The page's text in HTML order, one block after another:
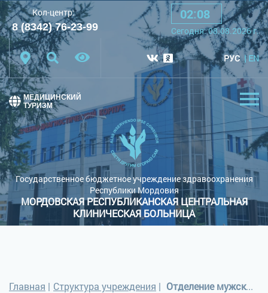
Шрифт: A A A
Цветовая схема: Черная схема
Обычный сайт
Кол-центр:
8 (8342) 76-23-99
02:08
Cегодня:08.08.2026г.
РУС EN
Государственное бюджетное учреждение здравоохранения
Республики Мордовия
МОРДОВСКАЯ РЕСПУБЛИКАНСКАЯ ЦЕНТРАЛЬНАЯ
КЛИНИЧЕСКАЯ БОЛЬНИЦА
МЕДИЦИНСКИЙ
ТУРИЗМ
Главная | Структура учреждения | Отделение мужского репродуктивного здоровья